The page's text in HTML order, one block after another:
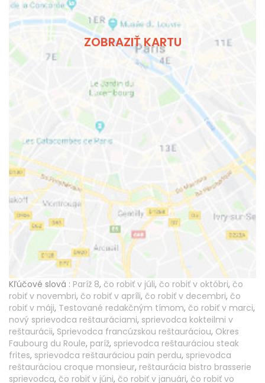
ZOBRAZIŤ KARTU
Kľúčové slová : Paríž 8, čo robiť v júli, čo robiť v októbri, čo
robiť v novembri, čo robiť v apríli, čo robiť v decembri, čo
robiť v máji, Testované redakčným tímom, čo robiť v marci,
nový sprievodca reštauráciami, sprievodca kokteilmi v
reštaurácii, Sprievodca francúzskou reštauráciou, Okres
Faubourg du Roule, paríž, sprievodca reštauráciou steak
frites, sprievodca reštauráciou pain perdu, sprievodca
reštauráciou croque monsieur, reštaurácia bistro brasserie
sprievodca, čo robiť v júni, čo robiť v januári, čo robiť vo